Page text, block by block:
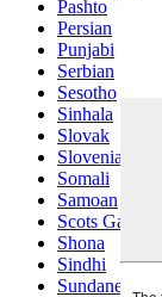
Pashto
Persian
Punjabi
Serbian
Sesotho
Sinhala
Slovak
Slovenian
Somali
Samoan
Scots Gaelic
Shona
Sindhi
Sundanese